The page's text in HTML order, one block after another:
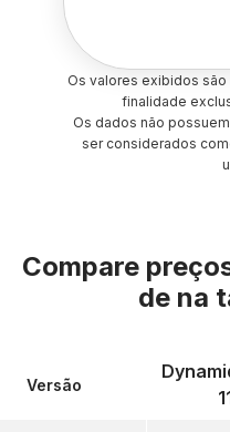
Os valores exibidos
finalidade
Os dados não
ser considerados
Compare
de na
Versão